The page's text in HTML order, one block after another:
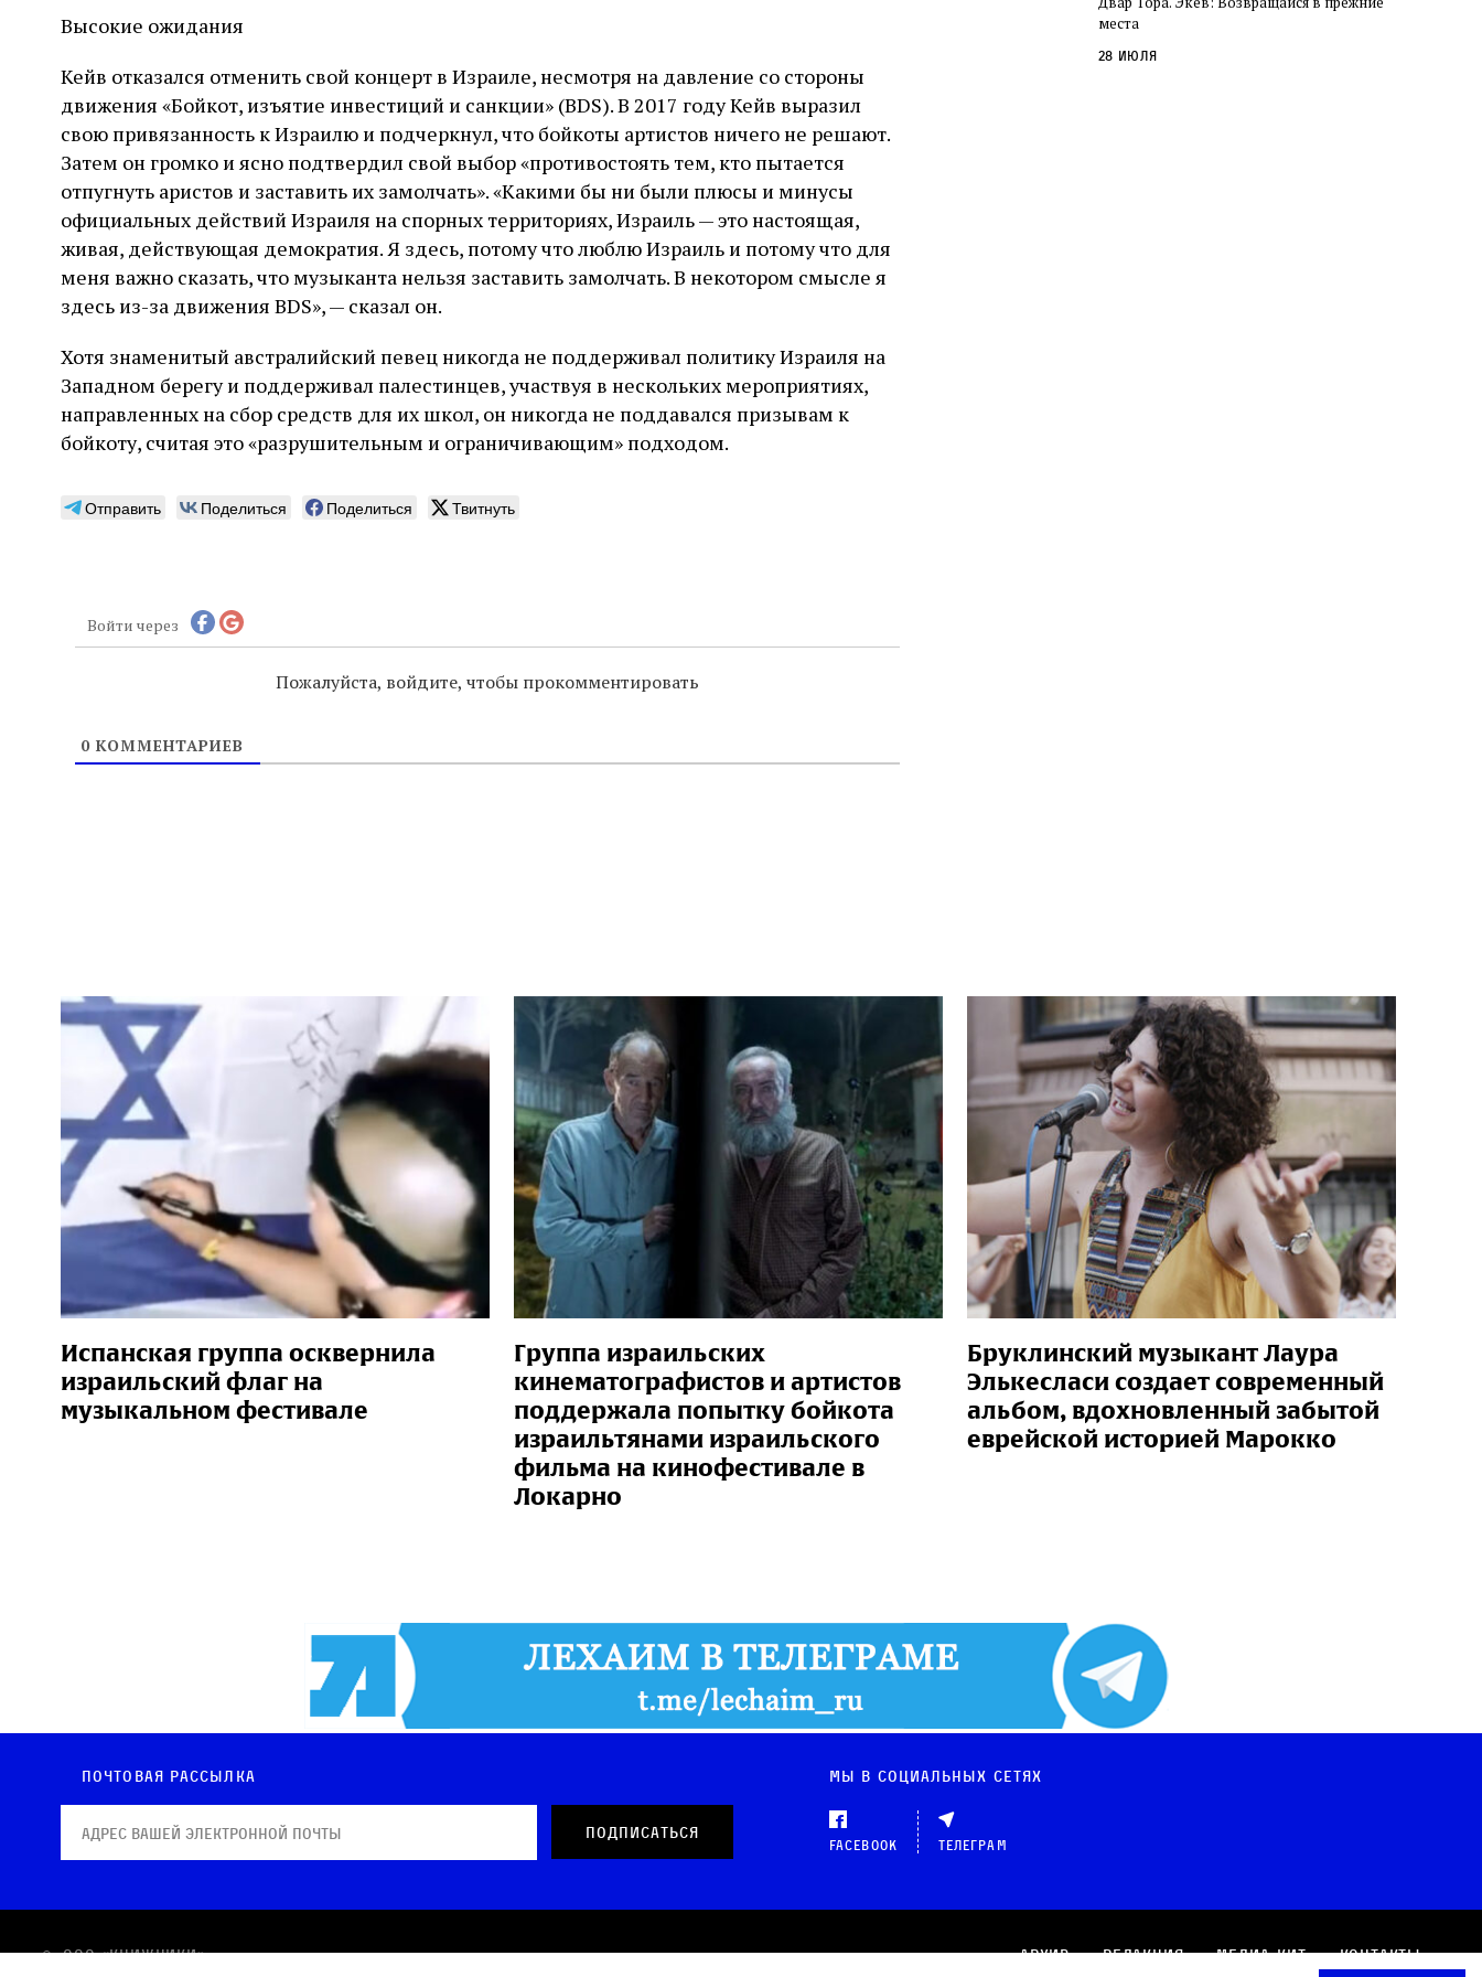
Высокие ожидания
Кейв отказался отменить свой концерт в Израиле, несмотря на давление со стороны
движения «Бойкот, изъятие инвестиций и санкции» (BDS). В 2017 году Кейв выразил
свою привязанность к Израилю и подчеркнул, что бойкоты артистов ничего не решают.
Затем он громко и ясно подтвердил свой выбор «противостоять тем, кто пытается
отпугнуть аристов и заставить их замолчать». «Какими бы ни были плюсы и минусы
официальных действий Израиля на спорных территориях, Израиль — это настоящая,
живая, действующая демократия. Я здесь, потому что люблю Израиль и потому что для
меня важно сказать, что музыканта нельзя заставить замолчать. В некотором смысле я
здесь из-за движения BDS», — сказал он.
Хотя знаменитый австралийский певец никогда не поддерживал политику Израиля на
Западном берегу и поддерживал палестинцев, участвуя в нескольких мероприятиях,
направленных на сбор средств для их школ, он никогда не поддавался призывам к
бойкоту, считая это «разрушительным и ограничивающим» подходом.
Отправить Поделиться Поделиться Твитнуть
Войти через
Пожалуйста, войдите, чтобы прокомментировать
0КОММЕНТАРИЕВ
слово в переводе Библии
места
28 июля
Испанская группа осквернила
израильский флаг на
музыкальном фестивале
Группа израильских
кинематографистов и артистов
поддержала попытку бойкота
израильтянами израильского
фильма на кинофестивале в
Локарно
Бруклинский музыкант Лаура
Элькесласи создает современный
альбом, вдохновленный забытой
еврейской историей Марокко
Почтовая рассылка Мы в социальных сетях
Facebook Телеграм
© OOO «КНИЖНИКИ» Архив Редакция Медиа-кит Контакты